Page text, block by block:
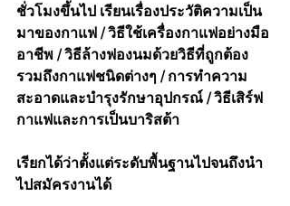
ชั่วโมงขึ้นไป เรียนเรื่องประวัติความเป็น
มาของกาแฟ / วิธีใช้เครื่องกาแฟอย่างมือ
อาชีพ / วิธีล้างฟองนมด้วยวิธีที่ถูกต้อง
รวมถึงกาแฟชนิดต่างๆ / การทำความ
สะอาดและบำรุงรักษาอุปกรณ์ / วิธีเสิร์ฟ
กาแฟและการเป็นบาริสต้า
เรียกได้ว่าตั้งแต่ระดับพื้นฐานไปจนถึงนำ
ไปสมัครงานได้